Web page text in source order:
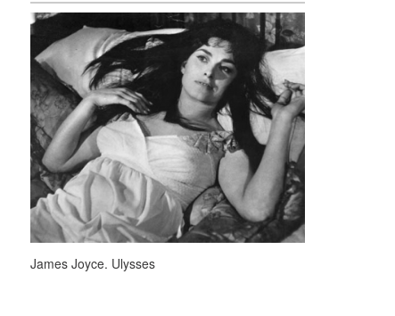
James Joyce. Ulysses